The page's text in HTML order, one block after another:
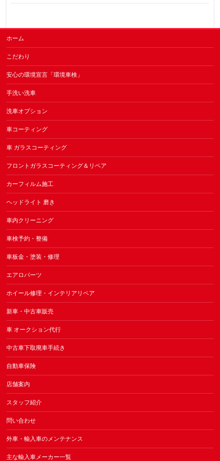
ホーム
こだわり
安心の環境宣言「環境車検」
手洗い洗車
洗車オプション
車コーティング
車 ガラスコーティング
フロントガラスコーティング＆リペア
カーフィルム施工
ヘッドライト 磨き
車内クリーニング
車検予約・整備
車板金・塗装・修理
エアロパーツ
ホイール修理・インテリアリペア
新車・中古車販売
車 オークション代行
中古車下取廃車手続き
自動車保険
店舗案内
スタッフ紹介
問い合わせ
外車・輸入車のメンテナンス
主な輸入車メーカー一覧